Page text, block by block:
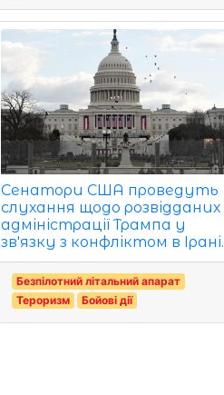
Сенатори США проведуть
слухання щодо розвідданих
адміністрації Трампа у
зв'язку з конфліктом в Ірані.
Безпілотний літальний апарат
Тероризм
Бойові дії